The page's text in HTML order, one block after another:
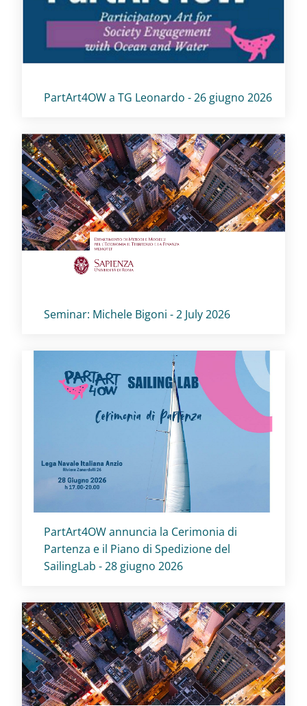
Titolo card:
PartArt4OW a TG Leonardo - 26 giugno 2026
Titolo card:
Seminar: Michele Bigoni - 2 July 2026
Titolo card:
PartArt4OW annuncia la Cerimonia di
Partenza e il Piano di Spedizione del
SailingLab - 28 giugno 2026